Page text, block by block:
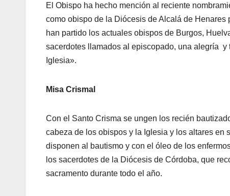
El Obispo ha hecho mención al reciente
como obispo de la Diócesis de Alcalá de
han partido los actuales obispos de Burgos,
sacerdotes llamados al episcopado, una alegría
Iglesia».
Misa Crismal
Con el Santo Crisma se ungen los recién
cabeza de los obispos y la Iglesia y los altares en
disponen al bautismo y con el óleo de los
los sacerdotes de la Diócesis de Córdoba, que
sacramento durante todo el año.